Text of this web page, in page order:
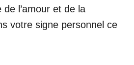
l’amour et de la
votre signe personnel ce